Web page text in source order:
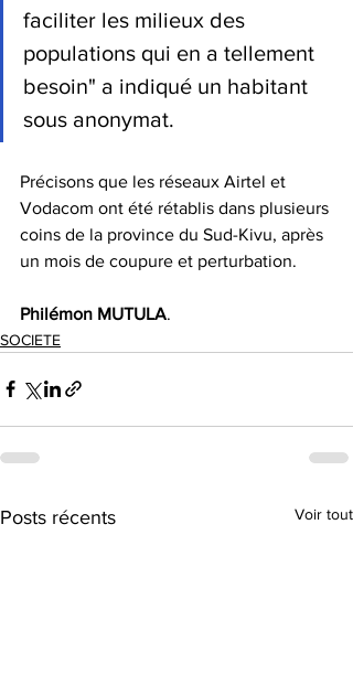
faciliter les milieux des
populations qui en a tellement
besoin" a indiqué un habitant
sous anonymat.
Précisons que les réseaux Airtel et
Vodacom ont été rétablis dans plusieurs
coins de la province du Sud-Kivu, après
un mois de coupure et perturbation.
Philémon MUTULA.
SOCIETE
Posts récents Voir tout